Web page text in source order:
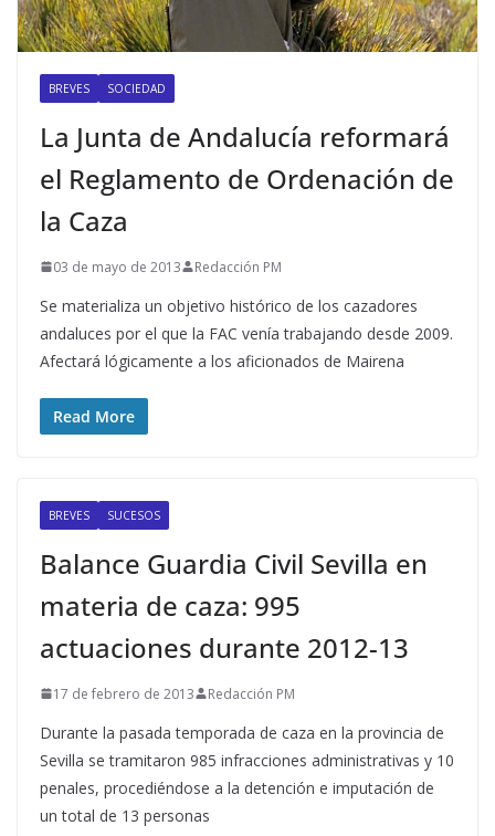
BREVES SOCIEDAD
La Junta de Andalucía reformará
el Reglamento de Ordenación de
la Caza
03 de mayo de 2013 Redacción PM
Se materializa un objetivo histórico de los cazadores
andaluces por el que la FAC venía trabajando desde 2009.
Afectará lógicamente a los aficionados de Mairena
Read More
BREVES SUCESOS
Balance Guardia Civil Sevilla en
materia de caza: 995
actuaciones durante 2012-13
17 de febrero de 2013 Redacción PM
Durante la pasada temporada de caza en la provincia de
Sevilla se tramitaron 985 infracciones administrativas y 10
penales, procediéndose a la detención e imputación de
un total de 13 personas